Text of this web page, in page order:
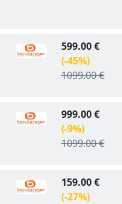
599.00 €
(-45%)
1099.00 €
999.00 €
(-9%)
1099.00 €
159.00 €
(-27%)